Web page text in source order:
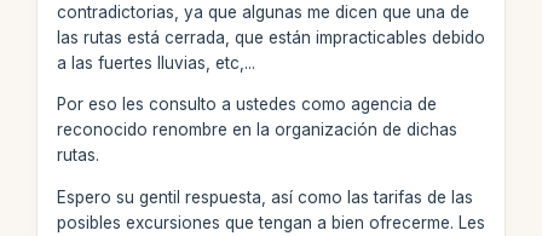
contradictorias, ya que algunas me dicen que una de
las rutas está cerrada, que están impracticables debido
a las fuertes lluvias, etc,...
Por eso les consulto a ustedes como agencia de
reconocido renombre en la organización de dichas
rutas.
Espero su gentil respuesta, así como las tarifas de las
posibles excursiones que tengan a bien ofrecerme. Les